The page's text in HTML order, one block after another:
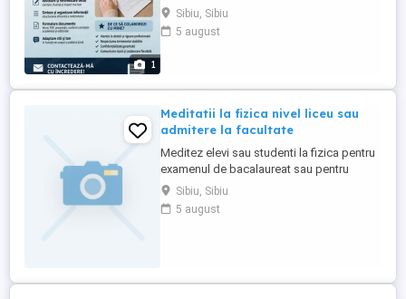
1
texte pentru studenți, profesori sau
persoane care au nevoie de documente
bine realizate. Corectură gramaticală,
articole) Aranjare în format Word ...
Sibiu, Sibiu
5 august
Meditatii la fizica nivel liceu sau
admitere la facultate
Meditez elevi sau studenti la fizica pentru
examenul de bacalaureat sau pentru
admiterea la afcultate
Sibiu, Sibiu
5 august